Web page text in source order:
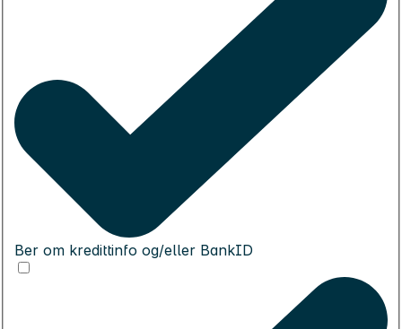
Ber om kredittinfo og/eller BankID